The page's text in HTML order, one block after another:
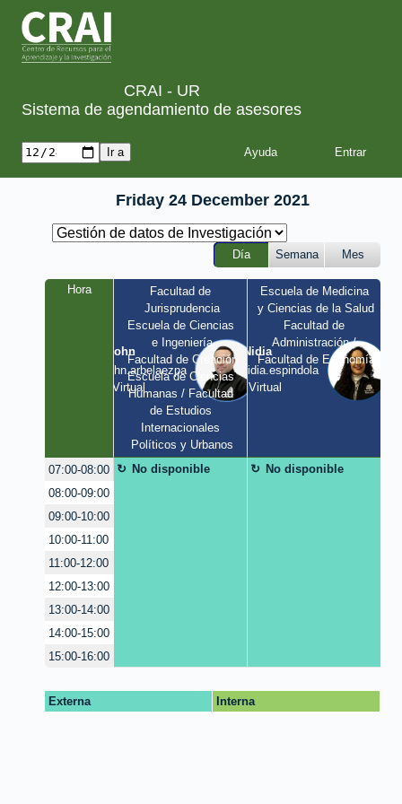
CRAI - UR
Sistema de agendamiento de asesores
Ayuda
Friday 24 December 2021
Día Semana Mes
Hora
John
john.arbelaezpa
/ Virtual
Facultad de
Jurisprudencia
Escuela de Ciencias
e Ingeniería
Facultad de Creación
Escuela de Ciencias
Humanas / Facultad
de Estudios
Internacionales
Políticos y Urbanos
Nidia
nidia.espindola
/ Virtual
Escuela de Medicina
y Ciencias de la Salud
Facultad de
Administración /
Facultad de Economía
07:00-08:00 No disponible
No disponible
08:00-09:00
09:00-10:00
10:00-11:00
11:00-12:00
12:00-13:00
13:00-14:00
14:00-15:00
15:00-16:00
Externa Interna